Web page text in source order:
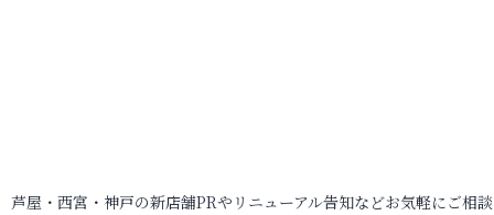
芦屋・西宮・神戸の新店舗PRやリニューアル告知などお気軽にご相